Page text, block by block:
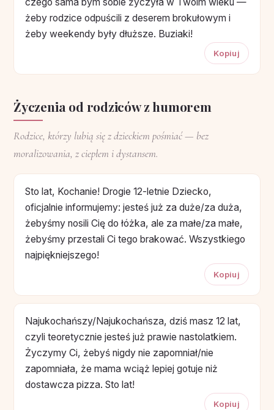
żeby rodzice odpuścili z deserem brokułowym i
żeby weekendy były dłuższe. Buziaki!
Kopiuj
Życzenia od rodziców z humorem
Rodzice, którzy lubią się z dzieckiem pośmiać — bez
moralizowania, z ciepłem i dystansem.
Sto lat, Kochanie! Drogie 12-letnie Dziecko,
oficjalnie informujemy: jesteś już za duże/za duża,
żebyśmy nosili Cię do łóżka, ale za małe/za małe,
żebyśmy przestali Ci tego brakować. Wszystkiego
najpiękniejszego!
Kopiuj
Najukochańszy/Najukochańsza, dziś masz 12 lat,
czyli teoretycznie jesteś już prawie nastolatkiem.
Życzymy Ci, żebyś nigdy nie zapomniał/nie
zapomniała, że mama wciąż lepiej gotuje niż
dostawcza pizza. Sto lat!
Kopiuj